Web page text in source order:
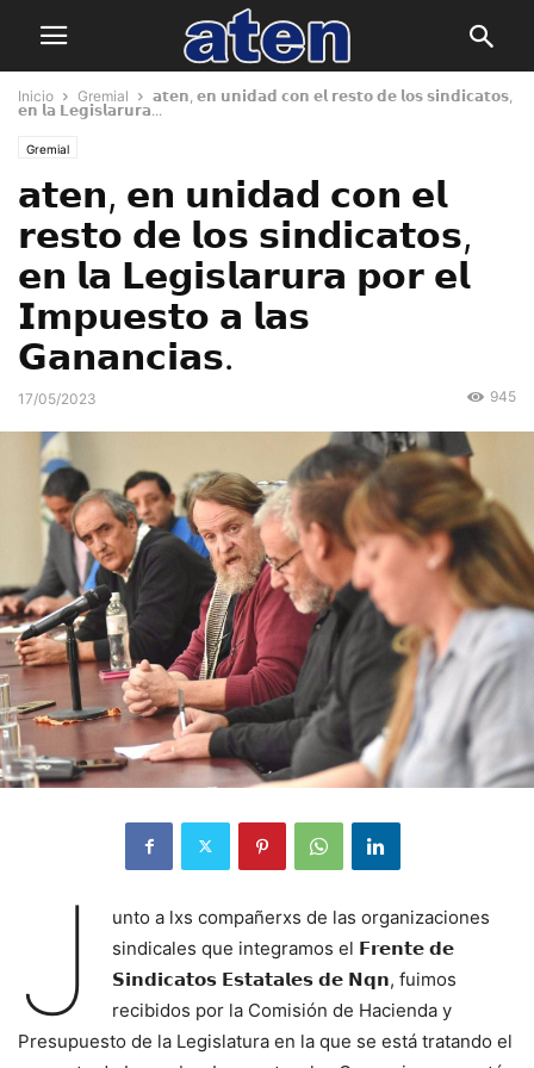
Inicio Gremial
𝗮𝘁𝗲𝗻, 𝗲𝗻 𝘂𝗻𝗶𝗱𝗮𝗱 𝗰𝗼𝗻 𝗲𝗹 𝗿𝗲𝘀𝘁𝗼 𝗱𝗲 𝗹𝗼𝘀 𝘀𝗶𝗻𝗱𝗶𝗰𝗮𝘁𝗼𝘀,
𝗲𝗻 𝗹𝗮 𝗟𝗲𝗴𝗶𝘀𝗹𝗮𝗿𝘂𝗿𝗮...
Gremial
𝗮𝘁𝗲𝗻, 𝗲𝗻 𝘂𝗻𝗶𝗱𝗮𝗱 𝗰𝗼𝗻 𝗲𝗹
𝗿𝗲𝘀𝘁𝗼 𝗱𝗲 𝗹𝗼𝘀 𝘀𝗶𝗻𝗱𝗶𝗰𝗮𝘁𝗼𝘀,
𝗲𝗻 𝗹𝗮 𝗟𝗲𝗴𝗶𝘀𝗹𝗮𝗿𝘂𝗿𝗮 𝗽𝗼𝗿 𝗲𝗹
𝗜𝗺𝗽𝘂𝗲𝘀𝘁𝗼 𝗮 𝗹𝗮𝘀
𝗚𝗮𝗻𝗮𝗻𝗰𝗶𝗮𝘀.
17/05/2023 945
J
unto a lxs compañerxs de las organizaciones
sindicales que integramos el 𝗙𝗿𝗲𝗻𝘁𝗲 𝗱𝗲
𝗦𝗶𝗻𝗱𝗶𝗰𝗮𝘁𝗼𝘀 𝗘𝘀𝘁𝗮𝘁𝗮𝗹𝗲𝘀 𝗱𝗲 𝗡𝗾𝗻, fuimos
recibidos por la Comisión de Hacienda y
Presupuesto de la Legislatura en la que se está tratando el